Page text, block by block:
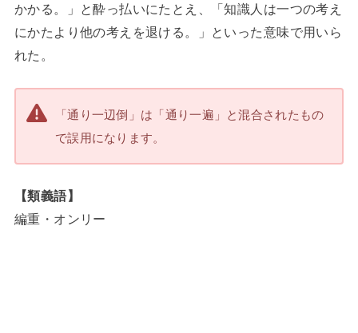
かかる。」と酔っ払いにたとえ、「知識人は一つの考え
にかたより他の考えを退ける。」といった意味で用いら
れた。
「通り一辺倒」は「通り一遍」と混合されたもの
で誤用になります。
【類義語】
編重・オンリー